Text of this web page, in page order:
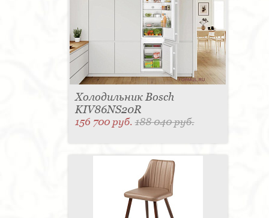
Холодильник Bosch
KIV86NS20R
156 700 руб.188 040 руб.